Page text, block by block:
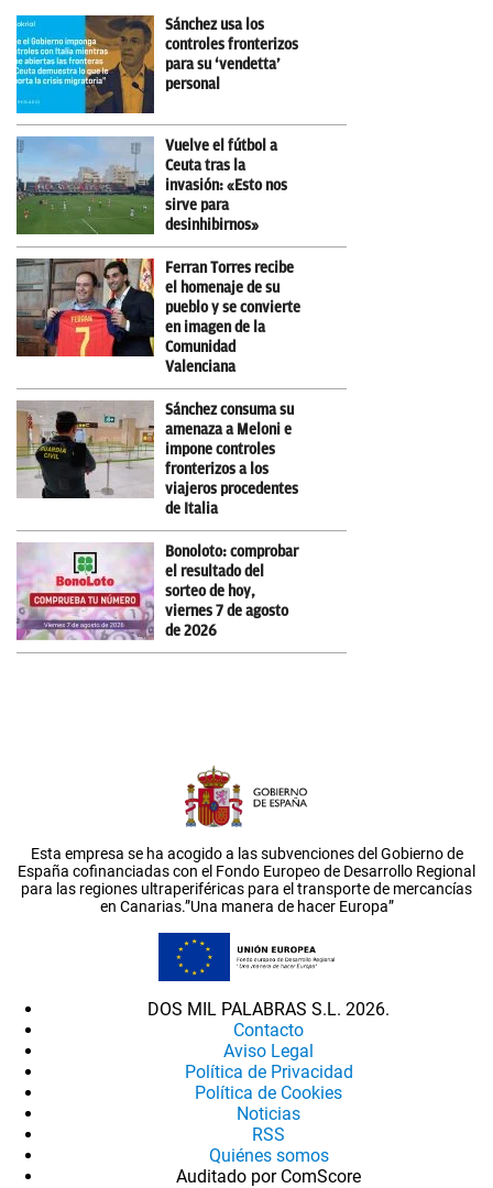
Sánchez usa los
controles fronterizos
para su ‘vendetta’
personal
Vuelve el fútbol a
Ceuta tras la
invasión: «Esto nos
sirve para
desinhibirnos»
Ferran Torres recibe
el homenaje de su
pueblo y se convierte
en imagen de la
Comunidad
Valenciana
Sánchez consuma su
amenaza a Meloni e
impone controles
fronterizos a los
viajeros procedentes
de Italia
Bonoloto: comprobar
el resultado del
sorteo de hoy,
viernes 7 de agosto
de 2026
Esta empresa se ha acogido a las subvenciones del Gobierno de
España cofinanciadas con el Fondo Europeo de Desarrollo Regional
para las regiones ultraperiféricas para el transporte de mercancías
en Canarias.”Una manera de hacer Europa”
DOS MIL PALABRAS S.L. 2026.
Contacto
Aviso Legal
Política de Privacidad
Política de Cookies
Noticias
RSS
Quiénes somos
Auditado por ComScore